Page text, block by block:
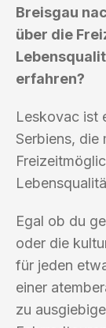
Breisgau
über die
erfahren?
Leskovac ist
Serbiens, die
Egal ob du
oder die
für jeden
einer
zu